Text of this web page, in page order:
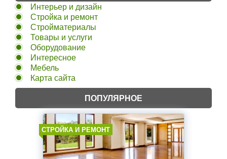
Интерьер и дизайн
Стройка и ремонт
Стройматериалы
Товары и услуги
Оборудование
Интересное
Мебель
Карта сайта
ПОПУЛЯРНОЕ
СТРОЙКА И РЕМОНТ